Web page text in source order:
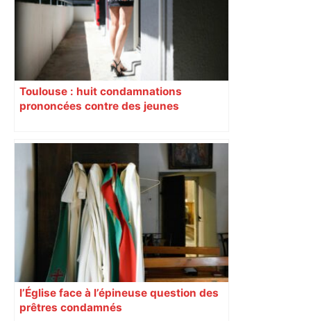
Toulouse : huit condamnations
prononcées contre des jeunes
l’Église face à l’épineuse question des
prêtres condamnés